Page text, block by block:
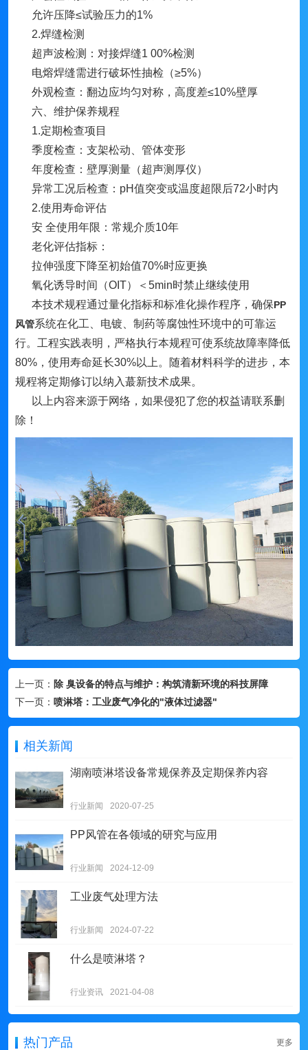
允许压降≤试验压力的1%
2.焊缝检测
超声波检测：对接焊缝1 00%检测
电熔焊缝需进行破坏性抽检（≥5%）
外观检查：翻边应均匀对称，高度差≤10%壁厚
六、维护保养规程
1.定期检查项目
季度检查：支架松动、管体变形
年度检查：壁厚测量（超声测厚仪）
异常工况后检查：pH值突变或温度超限后72小时内
2.使用寿命评估
安 全使用年限：常规介质10年
老化评估指标：
拉伸强度下降至初始值70%时应更换
氧化诱导时间（OIT）＜5min时禁止继续使用
本技术规程通过量化指标和标准化操作程序，确保PP
风管系统在化工、电镀、制药等腐蚀性环境中的可靠运
行。工程实践表明，严格执行本规程可使系统故障率降低
80%，使用寿命延长30%以上。随着材料科学的进步，本
规程将定期修订以纳入蕞新技术成果。
以上内容来源于网络，如果侵犯了您的权益请联系删
除！
上一页： 除 臭设备的特点与维护：构筑清新环境的科技屏障
下一页： 喷淋塔：工业废气净化的"液体过滤器"
相关新闻
湖南喷淋塔设备常规保养及定期保养内容
行业新闻 2020-07-25
PP风管在各领域的研究与应用
行业新闻 2024-12-09
工业废气处理方法
行业新闻 2024-07-22
什么是喷淋塔？
行业资讯 2021-04-08
热门产品 更多